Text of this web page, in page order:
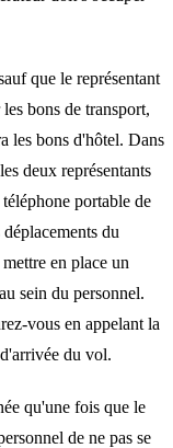
que le représentant
bons de transport,
les bons d'hôtel. Dans
deux représentants
portable de
du
en place un
sein du personnel.
vous en appelant la
du vol.
qu'une fois que le
de ne pas se